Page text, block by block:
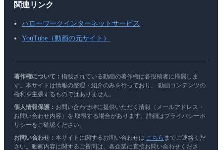
関連リンク
ハローワークインターネットサービス
YouTube（動画の元サイト）
著作権について： 掲載されている動画の著作権は各投稿者に帰属しま
す。本サイトは情報の整理・紹介のみを行っており、 動画コンテンツの
権利を主張するものではありません。
個人情報保護： お問い合わせ時に提供いただく情報（メールアドレス・
お問い合わせ内容）を 取得する場合があります。詳細はプライバシーポ
リシーをご確認ください。
お問い合わせ： 本サイトに関するお問い合わせは こちら までご連絡くだ
さい。動画内容に関するご質問は、各企業に直接お問い合わせくださ